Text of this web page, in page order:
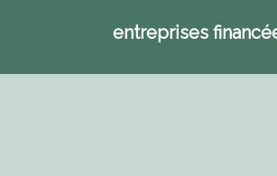
entreprises